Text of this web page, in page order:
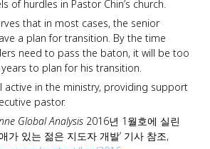
of hurdles in Pastor Chin’s church.
that in most cases, the senior
a plan for transition. By the time
need to pass the baton, it will be too
to plan for his transition.
active in the ministry, providing support
pastor.
Global Analysis 2016년 1월호에 실린
가 있는 젊은 지도자 개발’ 기사 참조,